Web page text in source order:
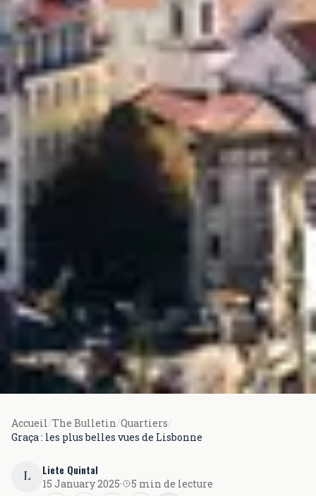
Accueil /The Bulletin/Quartiers/
Graça : les plus belles vues de Lisbonne
L Liete Quintal
15 January 2025· 5 min de lecture